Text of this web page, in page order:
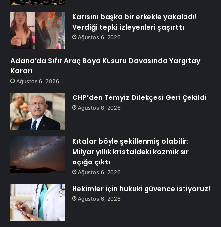
Karısını başka bir erkekle yakaladı!
Verdiği tepki izleyenleri şaşırttı
Ağustos 6, 2026
Adana’da Sıfır Araç Boya Kusuru Davasında Yargıtay
Kararı
Ağustos 6, 2026
CHP’den Temyiz Dilekçesi Geri Çekildi
Ağustos 6, 2026
Kıtalar böyle şekillenmiş olabilir:
Milyar yıllık kristaldeki kozmik sır
açığa çıktı
Ağustos 6, 2026
Hekimler için hukuki güvence istiyoruz!
Ağustos 6, 2026